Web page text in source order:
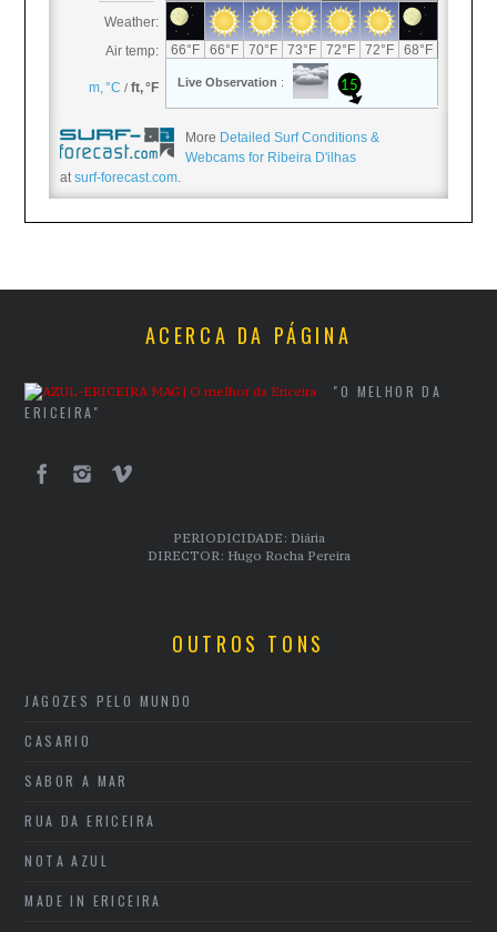
More Detailed Surf Conditions &
Webcams for Ribeira D'ilhas
atsurf-forecast.com.
ACERCA DA PÁGINA
"O MELHOR DA
ERICEIRA"
PERIODICIDADE: Diária
DIRECTOR: Hugo Rocha Pereira
OUTROS TONS
JAGOZES PELO MUNDO
CASARIO
SABOR A MAR
RUA DA ERICEIRA
NOTA AZUL
MADE IN ERICEIRA